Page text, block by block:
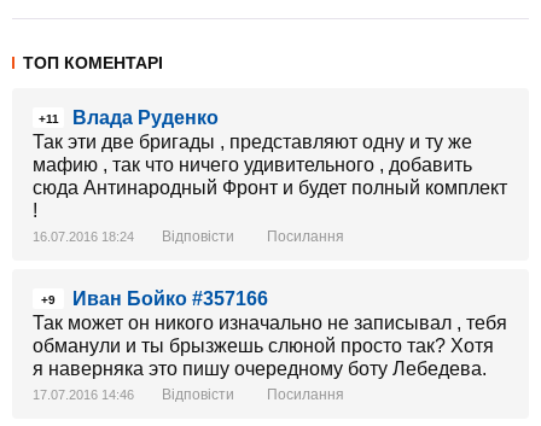
ТОП КОМЕНТАРІ
+11
Влада Руденко
Так эти две бригады , представляют одну и ту же
мафию , так что ничего удивительного , добавить
сюда Антинародный Фронт и будет полный комплект
!
16.07.2016 18:24 Відповісти Посилання
+9
Иван Бойко #357166
Так может он никого изначально не записывал , тебя
обманули и ты брызжешь слюной просто так? Хотя
я наверняка это пишу очередному боту Лебедева.
17.07.2016 14:46 Відповісти Посилання